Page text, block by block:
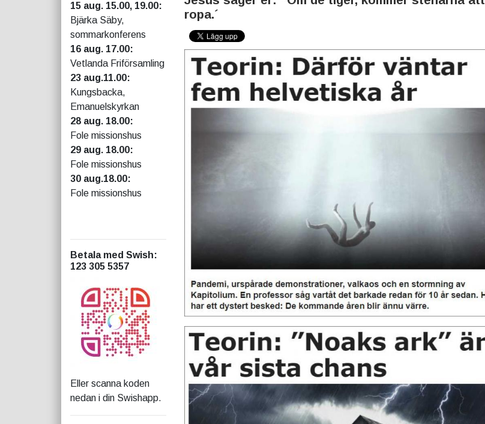
15 aug. 15.00, 19.00:
Bjärka Säby,
sommarkonferens
16 aug. 17.00:
Vetlanda Friförsamling
23 aug.11.00:
Kungsbacka,
Emanuelskyrkan
28 aug. 18.00:
Fole missionshus
29 aug. 18.00:
Fole missionshus
30 aug.18.00:
Fole missionshus
Betala med Swish:
123 305 5357
Eller scanna koden
nedan i din Swishapp.
ropa.´